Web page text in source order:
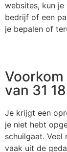
websites, kun
bedrijf of een
je bepalen of
van 31
Je krijgt een
je niet hebt
schuilgaat. Veel
vaak uit de